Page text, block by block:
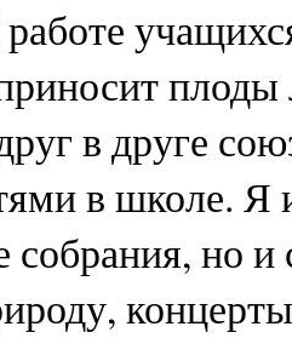
в друге
в школе. Я
собрания, но